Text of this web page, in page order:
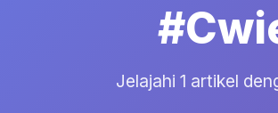
Jelajahi 1 artikel